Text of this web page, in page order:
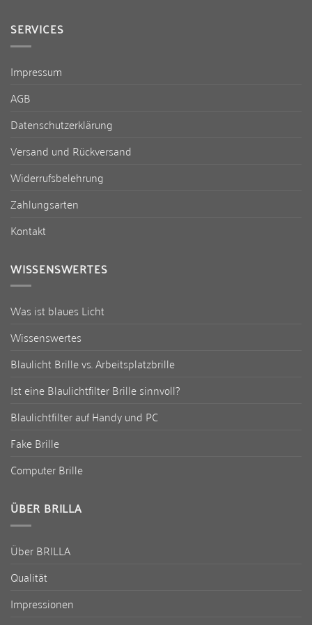
SERVICES
Impressum
AGB
Datenschutzerklärung
Versand und Rückversand
Widerrufsbelehrung
Zahlungsarten
Kontakt
WISSENSWERTES
Was ist blaues Licht
Wissenswertes
Blaulicht Brille vs. Arbeitsplatzbrille
Ist eine Blaulichtfilter Brille sinnvoll?
Blaulichtfilter auf Handy und PC
Fake Brille
Computer Brille
ÜBER BRILLA
Über BRILLA
Qualität
Impressionen